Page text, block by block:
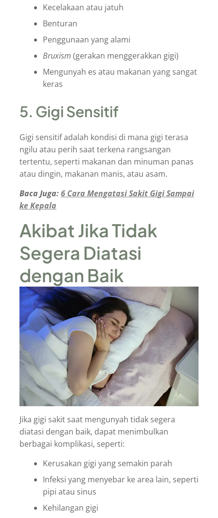
Kecelakaan atau jatuh
Benturan
Penggunaan yang alami
Bruxism (gerakan menggerakkan gigi)
Mengunyah es atau makanan yang sangat
keras
5. Gigi Sensitif
Gigi sensitif adalah kondisi di mana gigi terasa
ngilu atau perih saat terkena rangsangan
tertentu, seperti makanan dan minuman panas
atau dingin, makanan manis, atau asam.
Baca Juga:6 Cara Mengatasi Sakit Gigi Sampai
ke Kepala
Akibat Jika Tidak
Segera Diatasi
dengan Baik
Jika gigi sakit saat mengunyah tidak segera
diatasi dengan baik, dapat menimbulkan
berbagai komplikasi, seperti:
Kerusakan gigi yang semakin parah
Infeksi yang menyebar ke area lain, seperti
pipi atau sinus
Kehilangan gigi